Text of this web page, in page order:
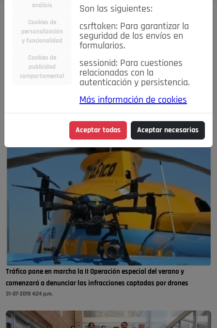
Todas las noticias..
Caridad
Ciencia&Tecnología
Cultura
Deportes Economía
Educación
Entretenimiento
España
Estilo de Vida
Madrid Opinión IN
Pozuelo de Alarcón
Salud 🔴 En Directo
Tráfico pone en marcha la II Operación especial del verano y
comenzará a denunciar las infracciones captadas por drones
31-07-2019 4:24 p.m.
análisis
Cookies de
personalización
y funcionalidad
Cookies de
publicidad
comportamental
Son las siguientes:
csrftoken: Para garantizar la
seguridad de los envíos en
formularios.
sessionid: Para cuestiones
relacionadas con la
autenticación y persistencia.
Más información de cookies
Aceptar todas Aceptar necesarias